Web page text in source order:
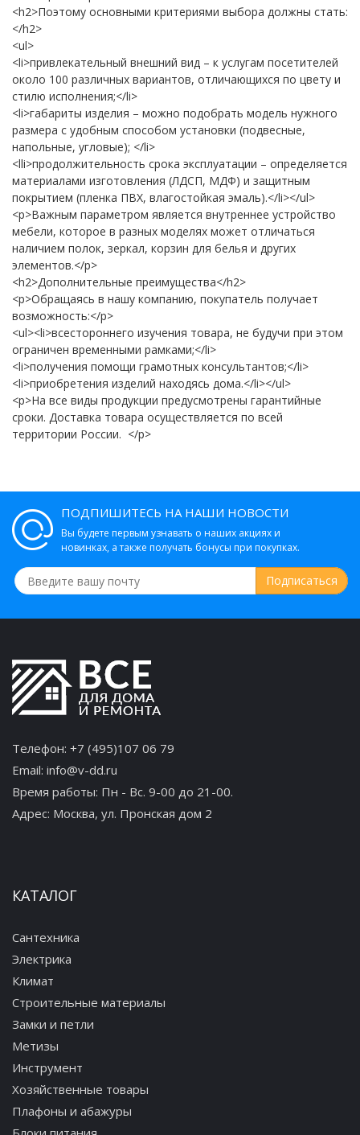
<h2>Поэтому основными критериями выбора должны стать:
</h2>
<ul>
<li>привлекательный внешний вид – к услугам посетителей
около 100 различных вариантов, отличающихся по цвету и
стилю исполнения;</li>
<li>габариты изделия – можно подобрать модель нужного
размера с удобным способом установки (подвесные,
напольные, угловые); </li>
<lli>продолжительность срока эксплуатации – определяется
материалами изготовления (ЛДСП, МДФ) и защитным
покрытием (пленка ПВХ, влагостойкая эмаль).</li></ul>
<p>Важным параметром является внутреннее устройство
мебели, которое в разных моделях может отличаться
наличием полок, зеркал, корзин для белья и других
элементов.</p>
<h2>Дополнительные преимущества</h2>
<p>Обращаясь в нашу компанию, покупатель получает
возможность:</p>
<ul><li>всестороннего изучения товара, не будучи при этом
ограничен временными рамками;</li>
<li>получения помощи грамотных консультантов;</li>
<li>приобретения изделий находясь дома.</li></ul>
<p>На все виды продукции предусмотрены гарантийные
сроки. Доставка товара осуществляется по всей
территории России. </p>
ПОДПИШИТЕСЬ НА НАШИ НОВОСТИ
Вы будете первым узнавать о наших акциях и
новинках, а также получать бонусы при покупках.
Телефон: +7 (495)107 06 79
Email: info@v-dd.ru
Время работы: Пн - Вс. 9-00 до 21-00.
Адрес: Москва, ул. Пронская дом 2
КАТАЛОГ
Сантехника
Электрика
Климат
Строительные материалы
Замки и петли
Метизы
Инструмент
Хозяйственные товары
Плафоны и абажуры